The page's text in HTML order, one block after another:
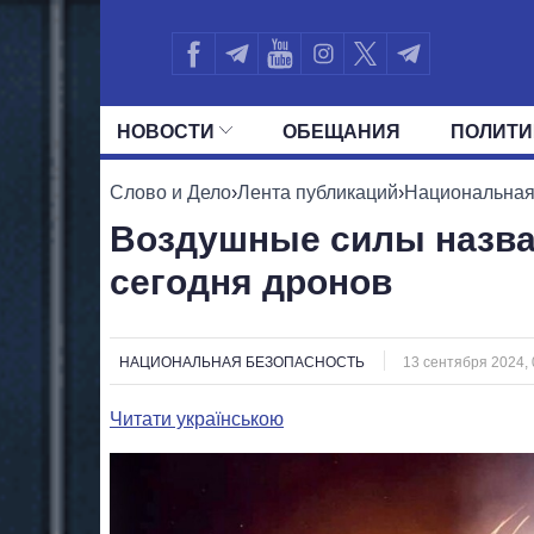
НОВОСТИ ОБЕЩАНИЯ
ВСЕ ПОЛИТИКИ ПРЕЗИДЕНТ И
Слово и Дело›Лента публикаций›
Воздушные силы
сегодня дронов
НАЦИОНАЛЬНАЯ БЕЗОПАСНОСТЬ 13 сентября 2024,
Читати українською